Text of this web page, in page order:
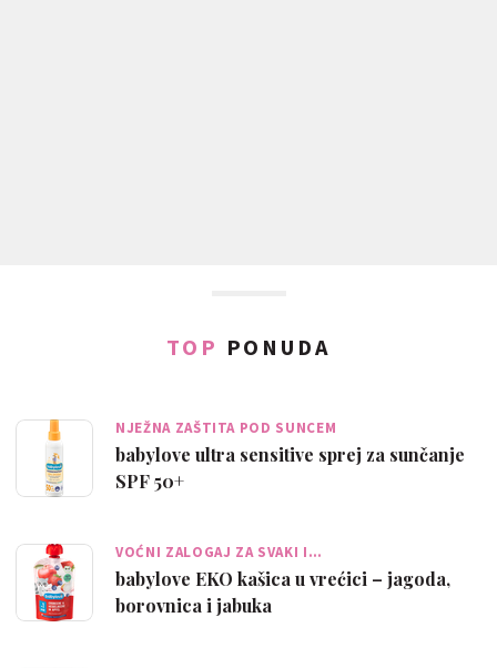
TOP PONUDA
NJEŽNA ZAŠTITA POD SUNCEM
babylove ultra sensitive sprej za sunčanje
SPF 50+
VOĆNI ZALOGAJ ZA SVAKI I…
babylove EKO kašica u vrećici – jagoda,
borovnica i jabuka